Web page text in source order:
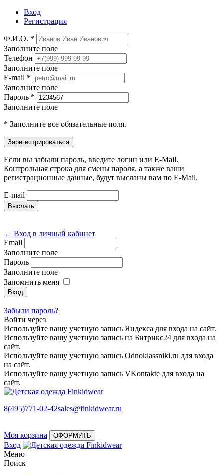
Вход
Регистрация
Ф.И.О. *
Заполните поле
Телефон
Заполните поле
E-mail *
Заполните поле
Пароль *
Заполните поле
* Заполните все обязательные поля.
Если вы забыли пароль, введите логин или E-Mail.
Контрольная строка для смены пароля, а также ваши
регистрационные данные, будут высланы вам по E-Mail.
E-mail
← Вход в личный кабинет
Email
Заполните поле
Пароль
Заполните поле
Запомнить меня
Забыли пароль?
Войти через
Используйте вашу учетную запись Яндекса для входа на сайт.
Используйте вашу учетную запись на Битрикс24 для входа на
сайт.
Используйте вашу учетную запись Odnoklassniki.ru для входа
на сайт.
Используйте вашу учетную запись VKontakte для входа на
сайт.
8(495)771-02-42sales@finkidwear.ru
Моя корзина ОФОРМИТЬ
Вход
Меню
Поиск